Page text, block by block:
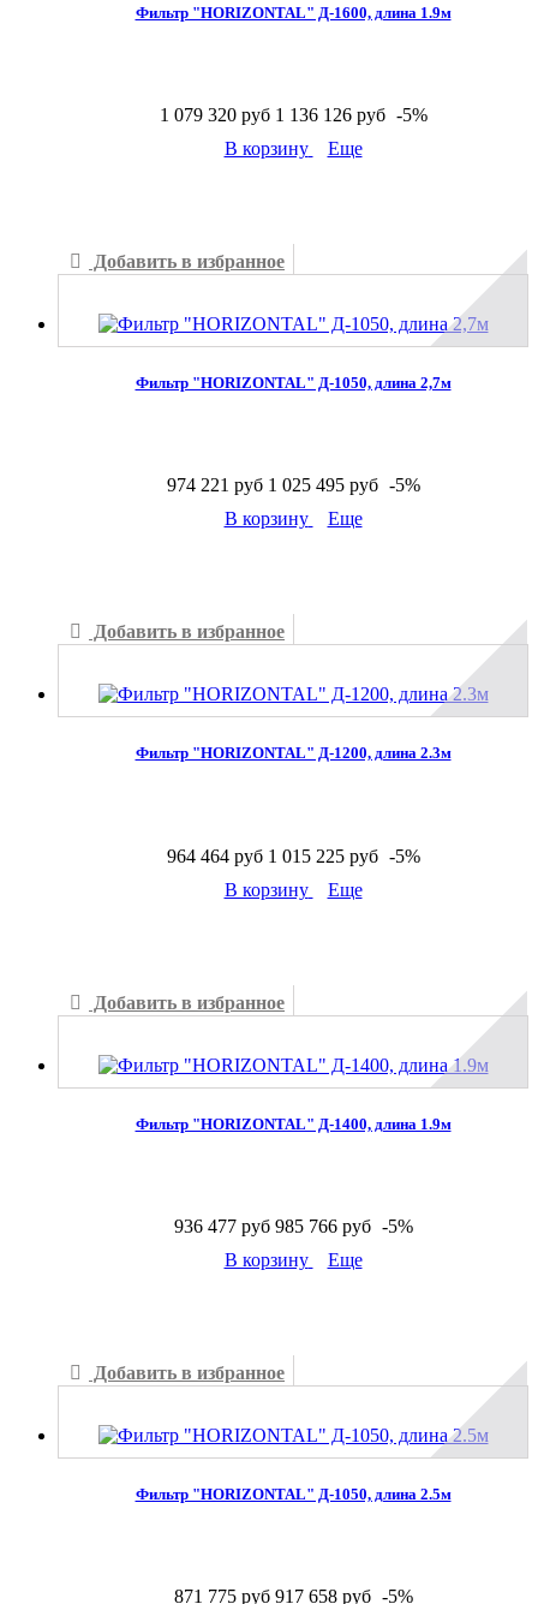
Фильтр "HORIZONTAL" Д-1600, длина 1.9м
1 079 320 руб 1 136 126 руб -5%
В корзину
Еще
Добавить в избранное
Фильтр "HORIZONTAL" Д-1050, длина 2,7м
974 221 руб 1 025 495 руб -5%
В корзину
Еще
Добавить в избранное
Фильтр "HORIZONTAL" Д-1200, длина 2.3м
964 464 руб 1 015 225 руб -5%
В корзину
Еще
Добавить в избранное
Фильтр "HORIZONTAL" Д-1400, длина 1.9м
936 477 руб 985 766 руб -5%
В корзину
Еще
Добавить в избранное
Фильтр "HORIZONTAL" Д-1050, длина 2.5м
871 775 руб 917 658 руб -5%